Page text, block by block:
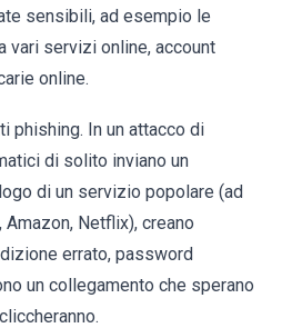
sensibili, ad esempio le
vari servizi online, account
online.
phishing. In un attacco di
di solito inviano un
di un servizio popolare (ad
Netflix), creano
errato, password
un collegamento che sperano